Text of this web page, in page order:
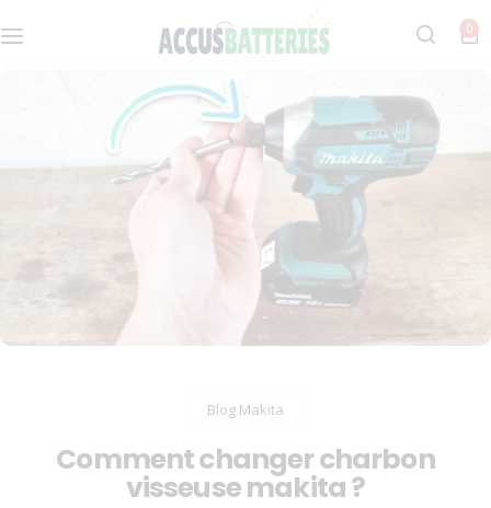
0
Blog Makita
Comment changer charbon
visseuse makita ?